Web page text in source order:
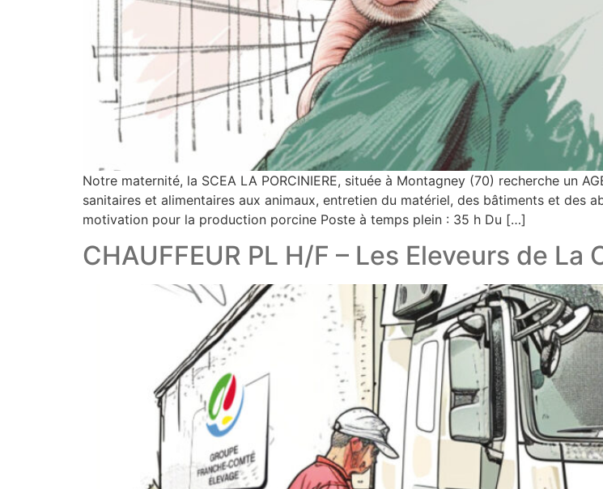
Notre maternité, la SCEA LA PORCINIERE, située à Montagney (70) recherche un
sanitaires et alimentaires aux animaux, entretien du matériel, des bâtiments et des
motivation pour la production porcine Poste à temps plein : 35 h Du […]
CHAUFFEUR PL H/F – Les Eleveurs de